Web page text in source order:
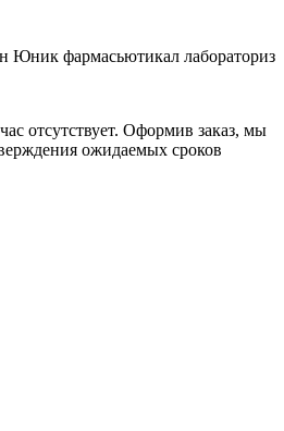
Юник фармасьютикал лабораториз
отсутствует. Оформив заказ, мы
ожидаемых сроков